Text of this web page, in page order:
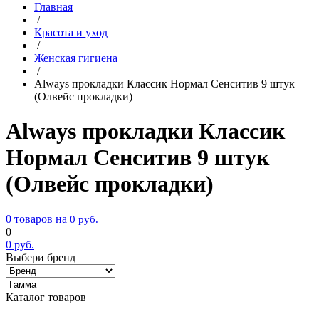
Главная
/
Красота и уход
/
Женская гигиена
/
Always прокладки Классик Нормал Сенситив 9 штук
(Олвейс прокладки)
Always прокладки Классик
Нормал Сенситив 9 штук
(Олвейс прокладки)
0 товаров на 0 руб.
0
0 руб.
Выбери бренд
Каталог товаров